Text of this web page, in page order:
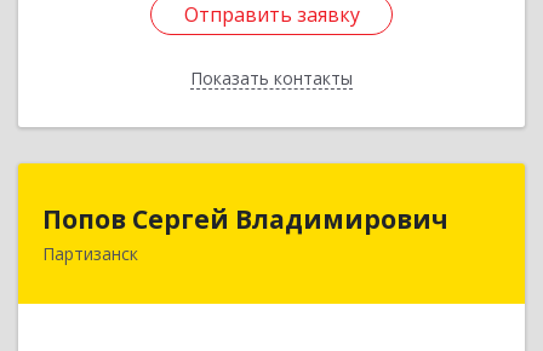
Отправить заявку
Показать контакты
Отправить заявку
Назад
Попов Сергей Владимирович
Партизанск
Попов Сергей Владимирович
692922, Приморский край, г. Находка, ул.